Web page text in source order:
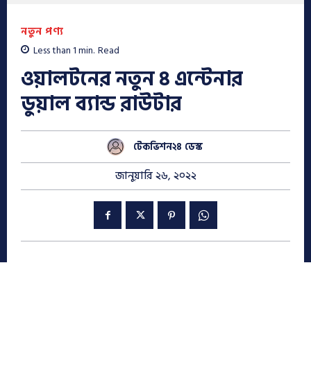
নতুন পণ্য
Less than 1min. Read
ওয়ালটনের নতুন ৪ এন্টেনার
ডুয়াল ব্যান্ড রাউটার
টেকভিশন২৪ ডেস্ক
জানুয়ারি ২৬, ২০২২